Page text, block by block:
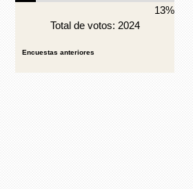
13%
Total de votos: 2024
Encuestas anteriores